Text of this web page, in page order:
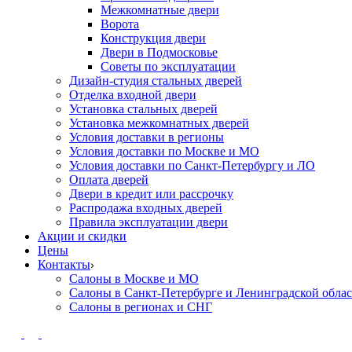
Межкомнатные двери
Ворота
Конструкция двери
Двери в Подмосковье
Cоветы по эксплуатации
Дизайн-студия стальных дверей
Отделка входной двери
Установка стальных дверей
Установка межкомнатных дверей
Условия доставки в регионы
Условия доставки по Москве и МО
Условия доставки по Санкт-Петербургу и ЛО
Оплата дверей
Двери в кредит или рассрочку
Распродажа входных дверей
Правила эксплуатации двери
Акции и скидки
Цены
Контакты
Салоны в Москве и МО
Салоны в Санкт-Петербурге и Ленинградской
Салоны в регионах и СНГ